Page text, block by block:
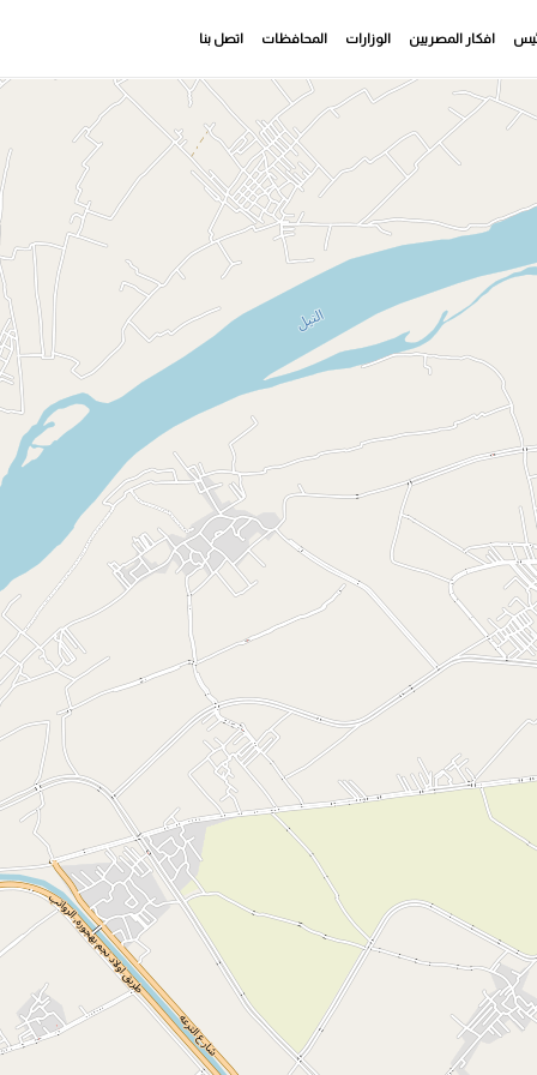
افكار المصريين الوزارات المحافظات اتصل بنا